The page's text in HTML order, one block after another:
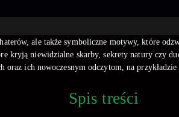
ale także symboliczne motywy, które
kryją niewidzialne skarby, sekrety natury czy
oraz ich nowoczesnym odczytom, na
Spis treści